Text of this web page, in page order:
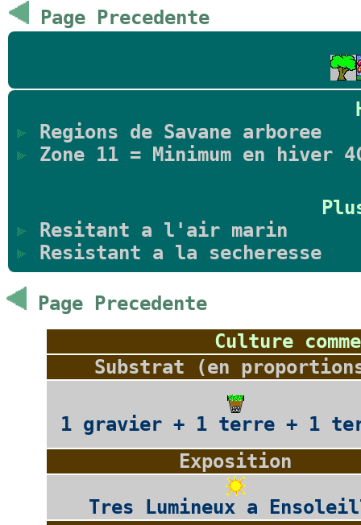
Page Precedente
Regions de Savane arboree
Zone 11 = Minimum en hiver
Resitant a l'air marin
Resistant a la secheresse
Page Precedente
Culture
Substrat (en
1 gravier + 1 terre + 1
Exposition
Tres Lumineux a